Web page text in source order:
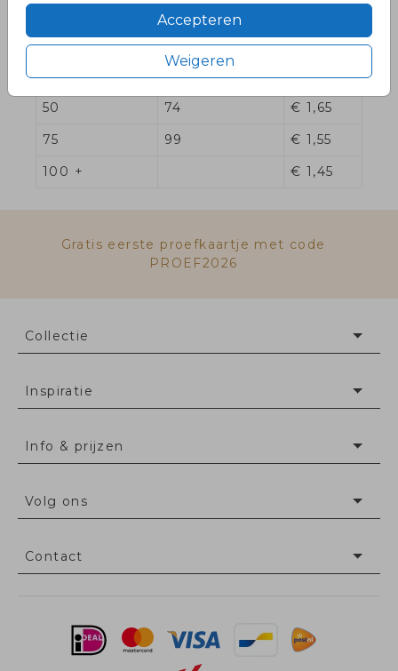
Accepteren
Weigeren
20
29
€ 1,85
30
49
€ 1,75
50
74
€ 1,65
75
99
€ 1,55
100 +
€ 1,45
Gratis eerste proefkaartje met code
PROEF2026
Collectie
Inspiratie
Info & prijzen
Volg ons
Contact